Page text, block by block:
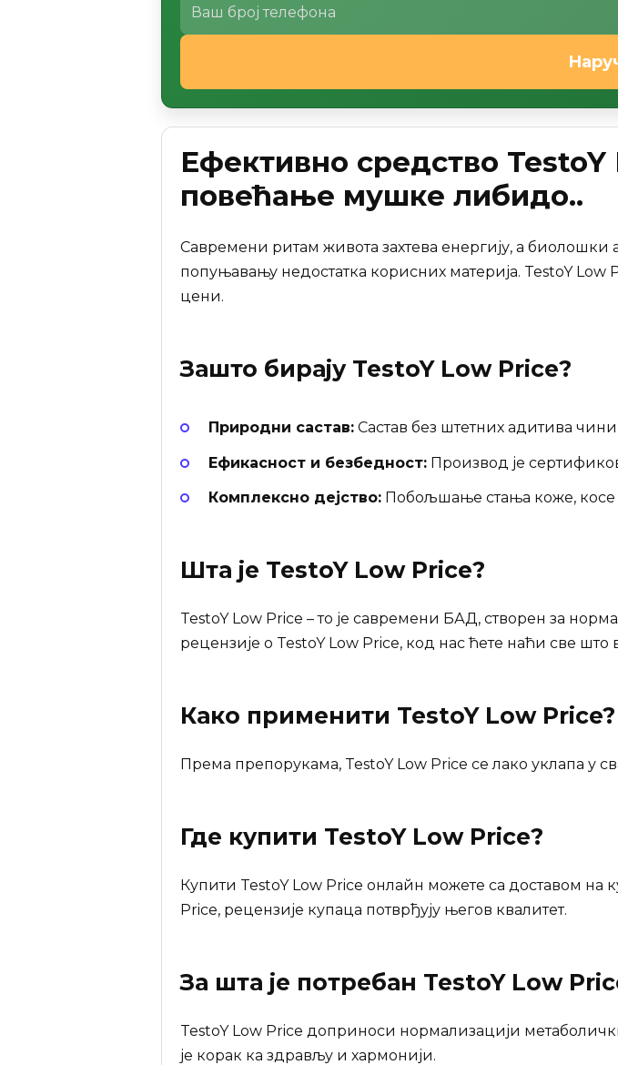
Ефективно средство
повећање мушке либидо..
Савремени ритам живота захтева енергију, а биолошки
попуњавању недостатка корисних материја. TestoY
цени.
Зашто бирају TestoY Low Price?
Природни састав:Састав без штетних адитива
Ефикасност и безбедност:Производ је
Комплексно дејство:Побољшање стања коже, косе и
Шта је TestoY Low Price?
TestoY Low Price – то је савремени БАД, створен за
рецензије о TestoY Low Price, код нас ћете наћи све што
Како применити TestoY Low Price?
Према препорукама, TestoY Low Price се лако уклапа у
Где купити TestoY Low Price?
Купити TestoY Low Price онлайн можете са доставом на
Price, рецензије купаца потврђују његов квалитет.
За шта је потребан TestoY Low
TestoY Low Price доприноси нормализацији
је корак ка здрављу и хармонији.